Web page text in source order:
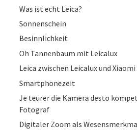
Was ist echt Leica?
Sonnenschein
Besinnlichkeit
Oh Tannenbaum mit Leicalux
Leica zwischen Leicalux und Xiaomi
Smartphonezeit
Je teurer die Kamera desto
Fotograf
Digitaler Zoom als